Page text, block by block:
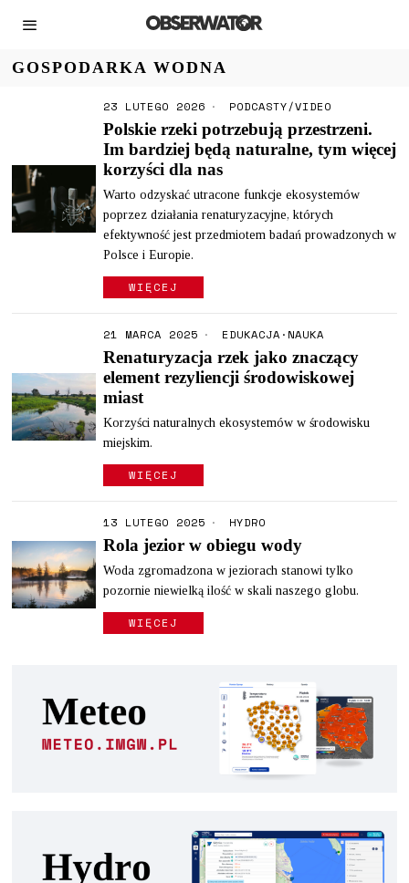
GOSPODARKA WODNA
23 LUTEGO 2026 PODCASTY/VIDEO
Polskie rzeki potrzebują przestrzeni.
Im bardziej będą naturalne, tym więcej
korzyści dla nas
Warto odzyskać utracone funkcje ekosystemów
poprzez działania renaturyzacyjne, których
efektywność jest przedmiotem badań prowadzonych w
Polsce i Europie.
WIĘCEJ
21 MARCA 2025 EDUKACJA · NAUKA
Renaturyzacja rzek jako znaczący
element rezyliencji środowiskowej
miast
Korzyści naturalnych ekosystemów w środowisku
miejskim.
WIĘCEJ
13 LUTEGO 2025 HYDRO
Rola jezior w obiegu wody
Woda zgromadzona w jeziorach stanowi tylko
pozornie niewielką ilość w skali naszego globu.
WIĘCEJ